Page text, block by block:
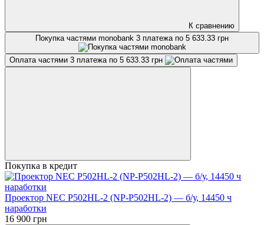
К сравнению
Покупка частями monobank 3 платежа по 5 633.33 грн
Оплата частями 3 платежа по 5 633.33 грн
Покупка в кредит
Проектор NEC P502HL-2 (NP-P502HL-2) — б/у, 14450 ч
наработки
16 900 грн